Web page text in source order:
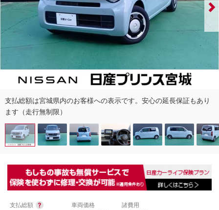
支払総額は宮城県内のお客様への表示です。安心の延長保証もあり
ます（走行無制限）
支払総額 車両価格 諸費用